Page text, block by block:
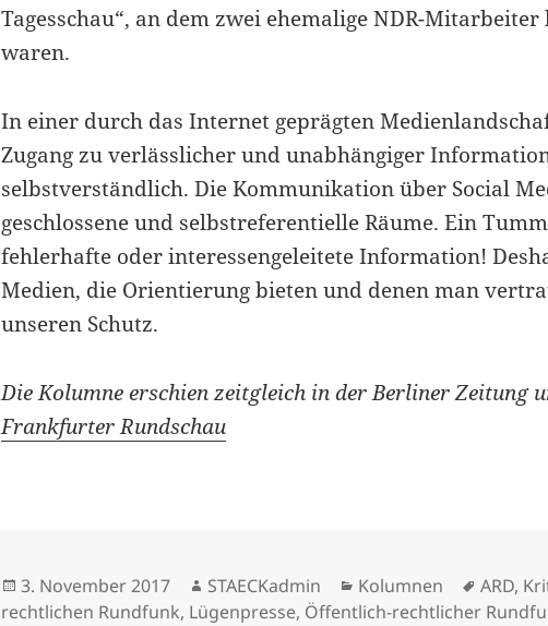
Tagesschau“, an dem zwei ehemalige NDR-
waren.
In einer durch das Internet geprägten
Zugang zu verlässlicher und unabhängiger
selbstverständlich. Die Kommunikation über Social
geschlossene und selbstreferentielle Räume. Ein
fehlerhafte oder interessengeleitete Information!
Medien, die Orientierung bieten und denen man
unseren Schutz.
Die Kolumne erschien zeitgleich in der Berliner Zeitung
Frankfurter Rundschau
Veröffentlicht
am
3. November 2017 Autor
STAECKadmin Kategorien
Kolumnen ARD,
rechtlichen Rundfunk, Lügenpresse, Öffentlich-rechtlicher